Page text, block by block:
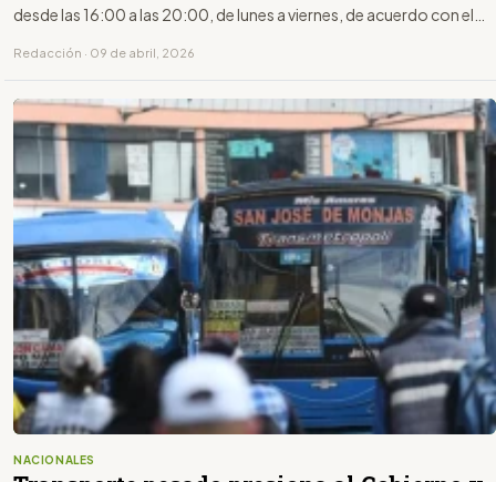
desde las 16:00 a las 20:00, de lunes a viernes, de acuerdo con el
Redacción · 09 de abril, 2026
NACIONALES